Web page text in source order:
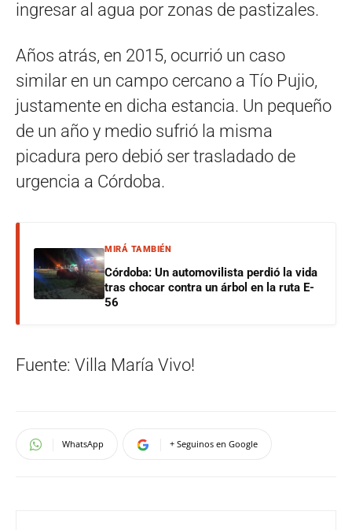
ingresar al agua por zonas de pastizales.
Años atrás, en 2015, ocurrió un caso
similar en un campo cercano a Tío Pujio,
justamente en dicha estancia. Un pequeño
de un año y medio sufrió la misma
picadura pero debió ser trasladado de
urgencia a Córdoba.
MIRÁ TAMBIÉN
Córdoba: Un automovilista perdió la vida
tras chocar contra un árbol en la ruta E-
56
Fuente: Villa María Vivo!
WhatsApp + Seguinos en Google